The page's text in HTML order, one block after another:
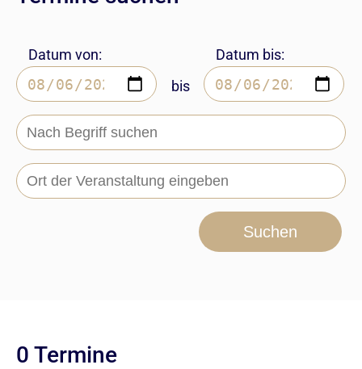
Datum von:
bis
Datum bis:
Suchen
0 Termine